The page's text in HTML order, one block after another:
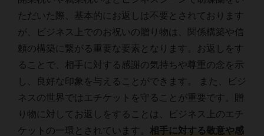
ただいた際、基本的にお返しは不要とされております
が、ビジネス上でのお祝いの贈り物は、関係構築や信
頼の構築に繋がる重要な要素となります。お返しをす
ることで、相手に対する感謝の気持ちや尊重の念を示
し、良好な印象を与えることができます。 また、ビジ
ネスの世界ではエチケットを守ることが重要です。贈
り物に対してお返しをすることは、ビジネス上のエチ
ケットの一環とされています。 相手に対する敬意や感